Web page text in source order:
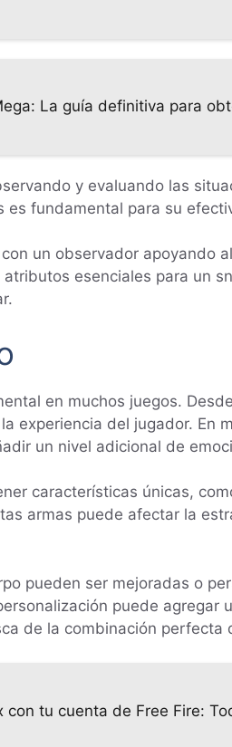
La guía definitiva para
y evaluando las
fundamental para su
un observador apoyando
esenciales para un
en muchos juegos.
experiencia del jugador. En
un nivel adicional de
características únicas,
armas puede afectar la
pueden ser mejoradas o
puede
de la combinación perfecta
con tu cuenta de Free Fire: